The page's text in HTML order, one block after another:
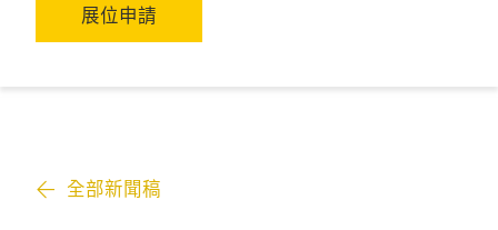
展位申請
全部新聞稿